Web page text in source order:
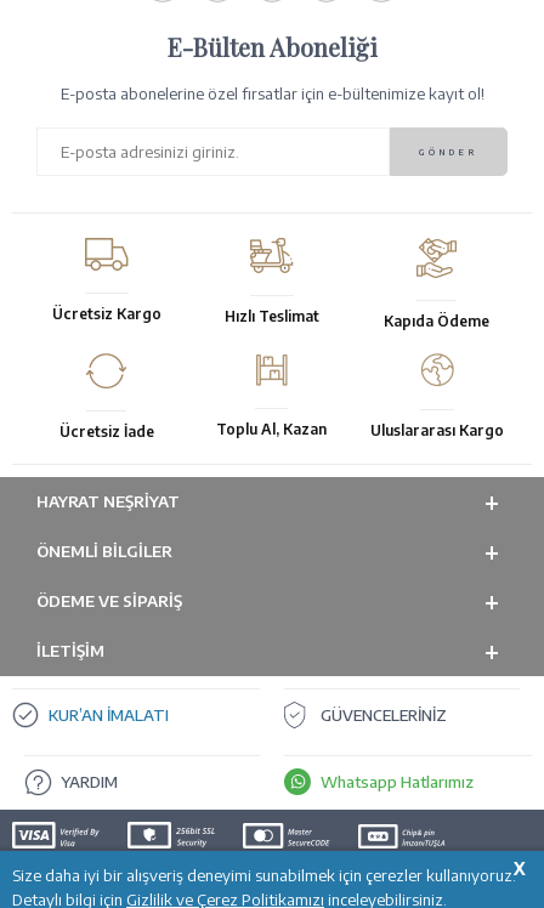
X
Size daha iyi bir alışveriş deneyimi sunabilmek için çerezler kullanıyoruz.
Detaylı bilgi için Gizlilik ve Çerez Politikamızı inceleyebilirsiniz.
SEPETE EKLE
E-Bülten Aboneliği
E-posta abonelerine özel fırsatlar için e-bültenimize kayıt ol!
Ücretsiz Kargo Hızlı Teslimat Kapıda Ödeme
Ücretsiz İade Toplu Al, Kazan Uluslararası Kargo
HAYRAT NEŞRIYAT
ÖNEMLI BILGILER
ÖDEME VE SİPARİŞ
İLETİŞİM
KUR’AN İMALATI GÜVENCELERİNİZ
YARDIM Whatsapp Hatlarımız
T-SoftE-TicaretSistemleriyle Hazırlanmıştır.